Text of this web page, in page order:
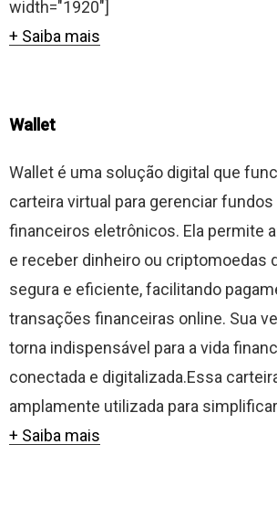
width="1920"]
+ Saiba mais
Wallet
Wallet é uma solução digital que
carteira virtual para gerenciar fundos
financeiros eletrônicos. Ela permite
e receber dinheiro ou criptomoedas
segura e eficiente, facilitando
transações financeiras online. Sua
torna indispensável para a vida
conectada e digitalizada.Essa
amplamente utilizada para simplificar
+ Saiba mais